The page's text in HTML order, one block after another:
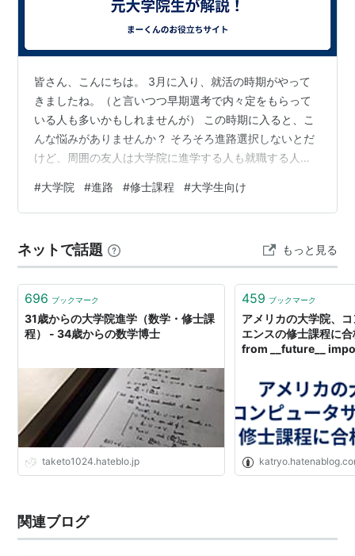
皆さん、こんにちは。 3月に入り、就活の時期がやって
きましたね。（と言いつつ早期選考で内々定をもらって
いる人も多いかもしれませんが） この時期に入ると、こ
んな悩みがありませんか？ そろそろ進路選択しないとだ
けど、周囲の友人は大学院に進学する人も就職する人も
院に進学しようか悩んでいる大学生に向けて、大学院に
進学することのメリット、デメリットを紹介しようと思
考えを述べたものです。博士課程に関する記事ではあり
ませんので、ご注意ください） 自己紹介 某大学院の修士
課程学生。学部時代は進学か就職で迷った…
#大学院 #進路 #修士課程 #大学生向け
ネットで話題 もっと見る
696 ブックマーク
31歳からの大学院進学（数学・修士課
程） - 34歳からの数学博士
taketo1024.hateblo.jp
459 ブックマーク
アメリカの大学院、
エンスの修士課程に
from __future__
関連ブログ